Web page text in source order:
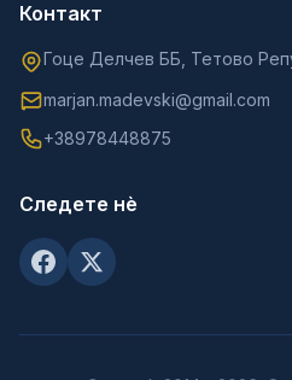
Контакт
Гоце Делчев ББ, Тетово
marjan.madevski@gmail.com
+38978448875
Следете нè